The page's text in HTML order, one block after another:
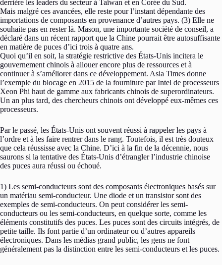
derrière les leaders du secteur à Taïwan et en Corée du Sud.
Mais malgré ces avancées, elle reste pour l’instant dépendante des
importations de composants en provenance d’autres pays. (3) Elle ne
souhaite pas en rester là. Mason, une importante société de conseil, a
déclaré dans un récent rapport que la Chine pourrait être autosuffisante
en matière de puces d’ici trois à quatre ans.
Quoi qu’il en soit, la stratégie restrictive des États-Unis incitera le
gouvernement chinois à allouer encore plus de ressources et à
continuer à s’améliorer dans ce développement. Asia Times donne
l’exemple du blocage en 2015 de la fourniture par Intel de processeurs
Xeon Phi haut de gamme aux fabricants chinois de superordinateurs.
Un an plus tard, des chercheurs chinois ont développé eux-mêmes ces
processeurs.
Par le passé, les États-Unis ont souvent réussi à rappeler les pays à
l’ordre et à les faire rentrer dans le rang. Toutefois, il est très douteux
que cela réussisse avec la Chine. D’ici à la fin de la décennie, nous
saurons si la tentative des États-Unis d’étrangler l’industrie chinoise
des puces aura réussi ou échoué.
1) Les semi-conducteurs sont des composants électroniques basés sur
un matériau semi-conducteur. Une diode et un transistor sont des
exemples de semi-conducteurs. On peut considérer les semi-
conducteurs ou les semi-conducteurs, en quelque sorte, comme les
éléments constitutifs des puces. Les puces sont des circuits intégrés, de
petite taille. Ils font partie d’un ordinateur ou d’autres appareils
électroniques. Dans les médias grand public, les gens ne font
généralement pas la distinction entre les semi-conducteurs et les puces.